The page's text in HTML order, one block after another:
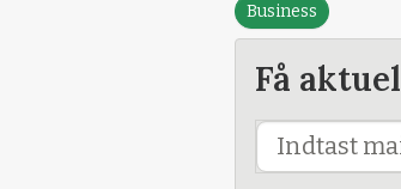
Business
Få